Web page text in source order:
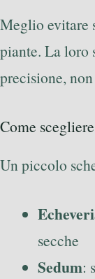
Meglio evitare
piante. La loro
precisione,
Come
Un piccolo
secche
Sedum: